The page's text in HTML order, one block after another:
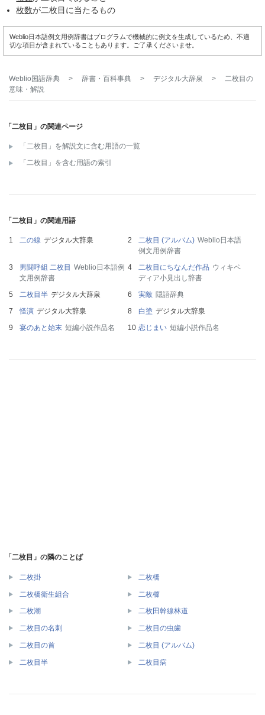
枚数が二枚目に当たるもの
Weblio日本語例文用例辞書はプログラムで機械的に例文を生成しているため、不適
切な項目が含まれていることもあります。ご了承くださいませ。
Weblio国語辞典 > 辞書・百科事典 > デジタル大辞泉 > 二枚目 の
意味・解説
「二枚目」の関連ページ
「二枚目」を解説文に含む用語の一覧
「二枚目」を含む用語の索引
「二枚目」の関連用語
二の線 デジタル大辞泉 二枚目 (アルバム) Weblio日本語
例文用例辞書
男闘呼組 二枚目 Weblio日本語例
文用例辞書
二枚目にちなんだ作品 ウィキペ
ディア小見出し辞書
二枚目半 デジタル大辞泉 実敵 隠語辞典
怪演 デジタル大辞泉 白塗 デジタル大辞泉
宴のあと始末 短編小説作品名 恋じまい 短編小説作品名
「二枚目」の隣のことば
二枚掛 二枚橋
二枚橋衛生組合 二枚櫛
二枚潮 二枚田幹線林道
二枚目の名刺 二枚目の虫歯
二枚目の首 二枚目 (アルバム)
二枚目半 二枚目病